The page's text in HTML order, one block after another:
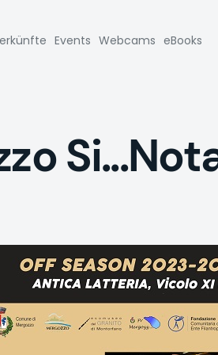
Events Webcams eBooks